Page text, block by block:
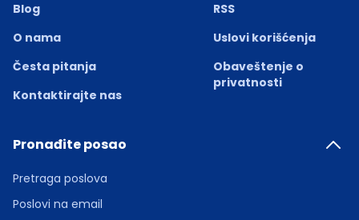
Blog
O nama
Česta pitanja
Kontaktirajte nas
RSS
Uslovi korišćenja
Obaveštenje o
privatnosti
Pronađite posao
Pretraga poslova
Poslovi na email